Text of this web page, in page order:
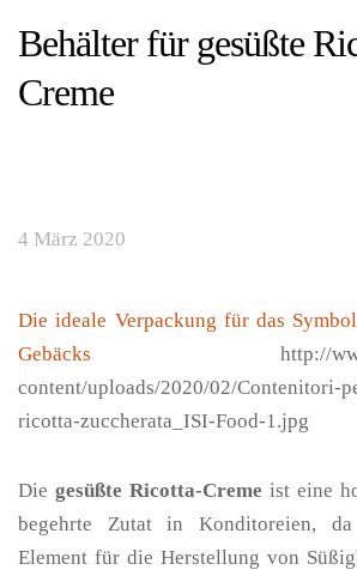
Behälter für gesüßte
Creme
4 März 2020
Die ideale Verpackung für das
Gebäcks http://
content/uploads/2020/02/Contenitori-
ricotta-zuccherata_ISI-Food-1.jpg
Die gesüßte Ricotta-Creme ist eine
begehrte Zutat in Konditoreien,
Element für die Herstellung von